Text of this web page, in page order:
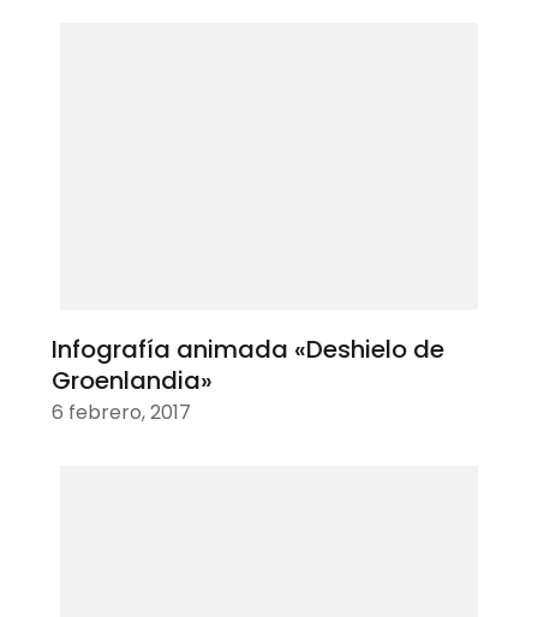
Infografía animada «Deshielo de
Groenlandia»
6 febrero, 2017